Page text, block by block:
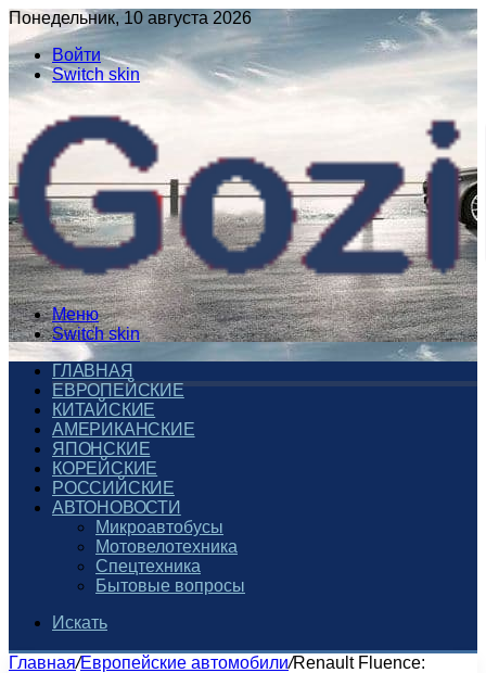
Понедельник, 10 августа 2026
Войти
Switch skin
Меню
Switch skin
ГЛАВНАЯ
ЕВРОПЕЙСКИЕ
КИТАЙСКИЕ
АМЕРИКАНСКИЕ
ЯПОНСКИЕ
КОРЕЙСКИЕ
РОССИЙСКИЕ
АВТОНОВОСТИ
Микроавтобусы
Мотовелотехника
Спецтехника
Бытовые вопросы
Искать
Главная/Европейские автомобили/Renault Fluence: